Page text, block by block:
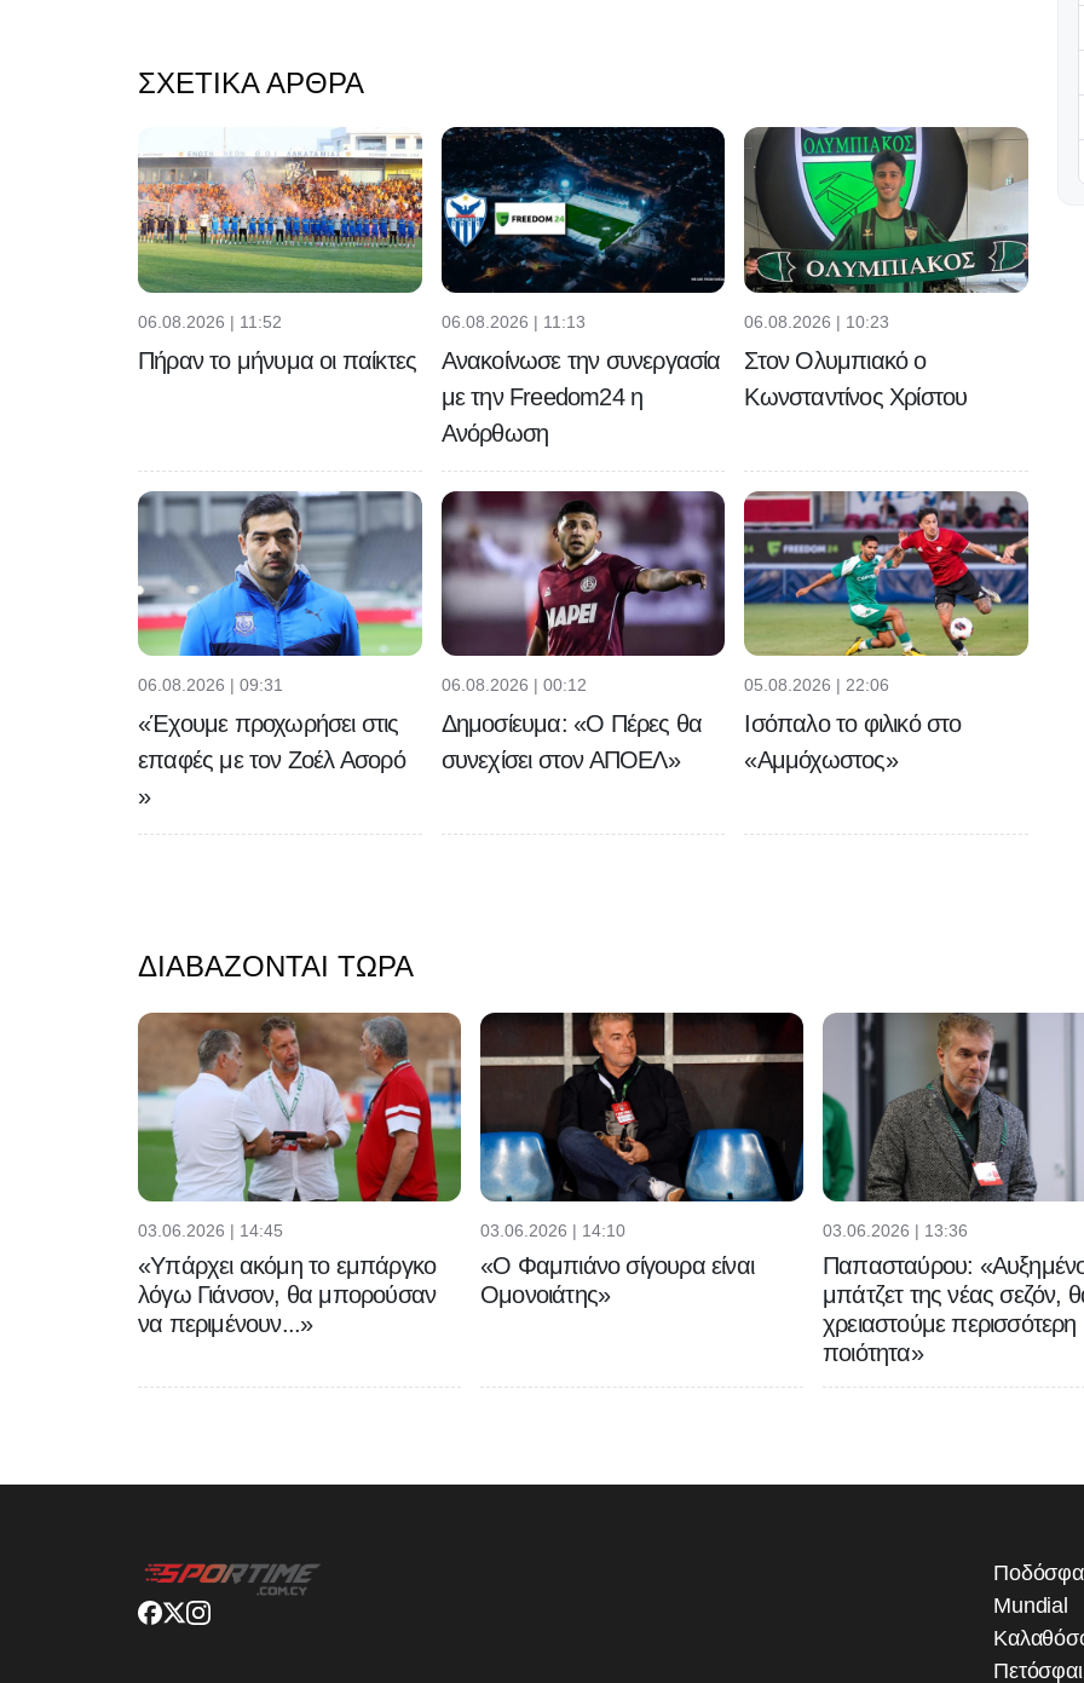
ΣΧΕΤΙΚΆ ΆΡΘΡΑ
06.08.2026 | 11:52
Πήραν το μήνυμα οι παίκτες
06.08.2026 | 11:13
Ανακοίνωσε την συνεργασία
με την Freedom24 η
Ανόρθωση
06.08.2026 | 10:23
Στον Ολυμπιακό ο
Κωνσταντίνος Χρίστου
06.08.2026 | 09:31
«Έχουμε προχωρήσει στις
επαφές με τον Ζοέλ Ασορό
»
06.08.2026 | 00:12
Δημοσίευμα: «Ο Πέρες θα
συνεχίσει στον ΑΠΟΕΛ»
05.08.2026 | 22:06
Ισόπαλο το φιλικό στο
«Αμμόχωστος»
ΔΙΑΒΆΖΟΝΤΑΙ ΤΏΡΑ
03.06.2026 | 14:45
«Υπάρχει ακόμη το εμπάργκο
λόγω Γιάνσον, θα μπορούσαν
να περιμένουν...»
03.06.2026 | 14:10
«Ο Φαμπιάνο σίγουρα είναι
Ομονοιάτης»
03.06.2026 | 13:36
Παπασταύρου:
μπάτζετ της νέας σεζόν,
χρειαστούμε περισσότερη
ποιότητα»
Mundial